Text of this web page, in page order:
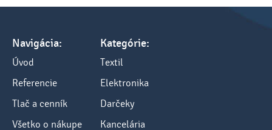
Navigácia:
Úvod
Referencie
Tlač a cenník
Všetko o nákupe
Kategórie:
Textil
Elektronika
Darčeky
Kancelária